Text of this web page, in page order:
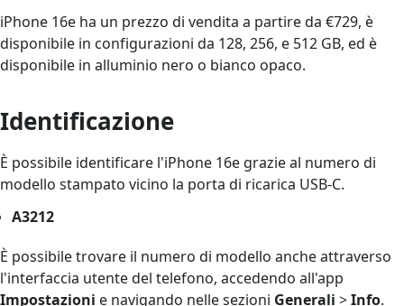
iPhone 16e ha un prezzo di vendita a partire da €729, è
disponibile in configurazioni da 128, 256, e 512 GB, ed è
disponibile in alluminio nero o bianco opaco.
Identificazione
È possibile identificare l'iPhone 16e grazie al numero di
modello stampato vicino la porta di ricarica USB-C.
A3212
È possibile trovare il numero di modello anche attraverso
l'interfaccia utente del telefono, accedendo all'app
Impostazioni e navigando nelle sezioni Generali >Info.